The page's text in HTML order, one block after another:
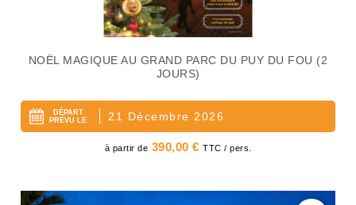
NOËL MAGIQUE AU GRAND PARC DU PUY DU FOU (2
JOURS)
DÉPART
PRÉVU LE
21 Décembre 2026
Prix
à partir de 390,00 € TTC / pers.